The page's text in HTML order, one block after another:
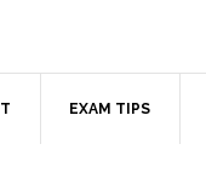
EXAM TIPS